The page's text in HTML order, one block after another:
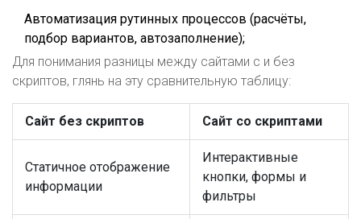
Автоматизация рутинных процессов (расчёты,
подбор вариантов, автозаполнение);
Для понимания разницы между сайтами с и без
скриптов, глянь на эту сравнительную таблицу:
Сайт без скриптов Сайт со скриптами
Статичное отображение
информации
Интерактивные
кнопки, формы и
фильтры